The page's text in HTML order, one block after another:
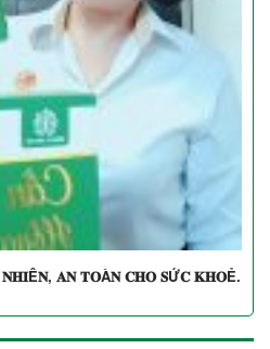
𝐀𝐍 𝐓𝐎À𝐍 𝐂𝐇𝐎 𝐒Ứ𝐂 𝐊𝐇𝐎Ẻ.